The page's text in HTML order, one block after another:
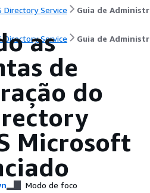
Directory Service
Directory Service Guia de
as
de
do
Microsoft
Modo de foco